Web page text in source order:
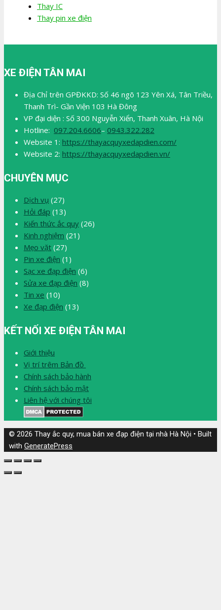
Thay IC
Thay pin xe điện
XE ĐIỆN TÂN MAI
Địa Chỉ trên GPĐKKD: Số 46 ngõ 123 Yên Xá, Tân Triều,
Thanh Trì- Gần Viện 103 Hà Đông
VP đại diện : Số 300 Nguyễn Xiển, Thanh Xuân, Hà Nội
Hotline: 097.204.6606– 0943.322.282
Website 1: https://thayacquyxedapdien.com/
Website 2: https://thayacquyxedapdien.vn/
CHUYÊN MỤC
Dịch vụ (27)
Hỏi đáp (13)
Kiến thức ắc quy (26)
Kinh nghiệm (21)
Mẹo vặt (27)
Pin xe điện (1)
Sạc xe đạp điện (6)
Sửa xe đạp điện (8)
Tin xe (10)
Xe đạp điện (13)
KẾT NỐI XE ĐIỆN TÂN MAI
Giới thiệu
Vị trí trêm Bản đồ
Chính sách bảo hành
Chính sách bảo mật
Liên hệ với chúng tôi
© 2026 Thay ắc quy, mua bán xe đạp điện tại nhà Hà Nội • Built
with GeneratePress